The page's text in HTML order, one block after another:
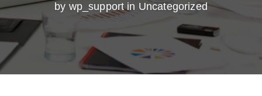
by wp_support in Uncategorized